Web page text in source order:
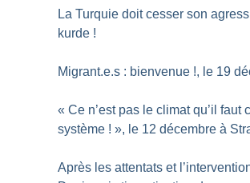
La Turquie doit cesser son
kurde !
Migrant.e.s : bienvenue !, le 19
« Ce n’est pas le climat qu’il faut
système ! », le 12 décembre à
Après les attentats et